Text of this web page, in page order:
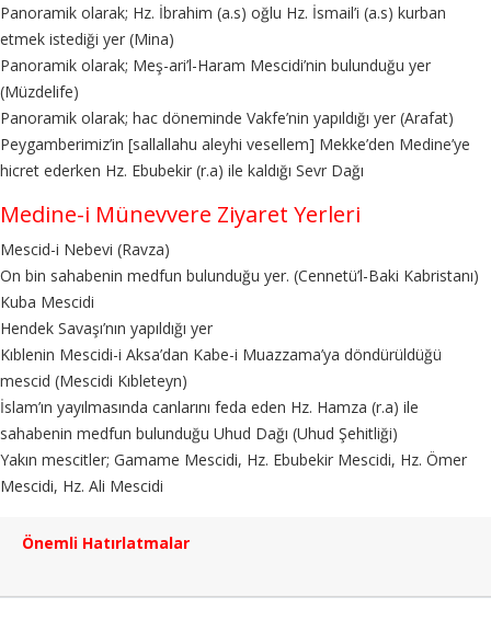
Panoramik olarak; Hz. İbrahim (a.s) oğlu Hz. İsmail’i (a.s) kurban
etmek istediği yer (Mina)
Panoramik olarak; Meş-ari’l-Haram Mescidi’nin bulunduğu yer
(Müzdelife)
Panoramik olarak; hac döneminde Vakfe’nin yapıldığı yer (Arafat)
Peygamberimiz’in [sallallahu aleyhi vesellem] Mekke’den Medine’ye
hicret ederken Hz. Ebubekir (r.a) ile kaldığı Sevr Dağı
Medine-i Münevvere Ziyaret Yerleri
Mescid-i Nebevi (Ravza)
On bin sahabenin medfun bulunduğu yer. (Cennetü’l-Baki Kabristanı)
Kuba Mescidi
Hendek Savaşı’nın yapıldığı yer
Kıblenin Mescidi-i Aksa’dan Kabe-i Muazzama’ya döndürüldüğü
mescid (Mescidi Kıbleteyn)
İslam’ın yayılmasında canlarını feda eden Hz. Hamza (r.a) ile
sahabenin medfun bulunduğu Uhud Dağı (Uhud Şehitliği)
Yakın mescitler; Gamame Mescidi, Hz. Ebubekir Mescidi, Hz. Ömer
Mescidi, Hz. Ali Mescidi
Önemli Hatırlatmalar